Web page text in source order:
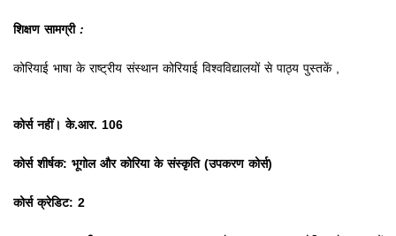
शिक्षण सामग्री :
कोरियाई भाषा के राष्ट्रीय संस्थान कोरियाई विश्वविद्यालयों से पाठ्य पुस्तकें ,
कोर्स नहीं।के.आर. 106
कोर्स शीर्षक: भूगोल और कोरिया के संस्कृति (उपकरण कोर्स)
कोर्स क्रेडिट: 2